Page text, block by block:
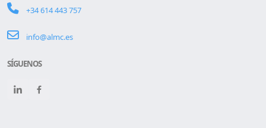
+34 614 443 757
info@almc.es
SÍGUENOS